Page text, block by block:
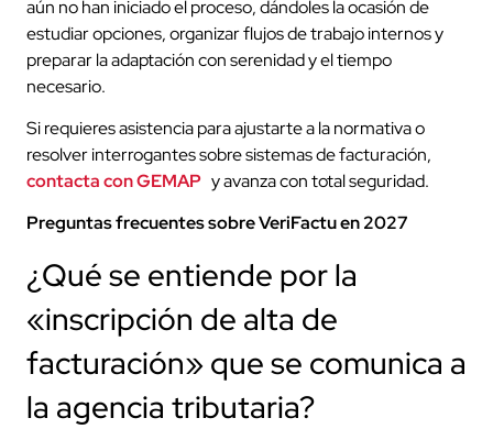
aún no han iniciado el proceso, dándoles la ocasión de
estudiar opciones, organizar flujos de trabajo internos y
preparar la adaptación con serenidad y el tiempo
necesario.
Si requieres asistencia para ajustarte a la normativa o
resolver interrogantes sobre sistemas de facturación,
contacta con GEMAP y avanza con total seguridad.
Preguntas frecuentes sobre VeriFactu en 2027
¿Qué se entiende por la
«inscripción de alta de
facturación» que se comunica a
la agencia tributaria?